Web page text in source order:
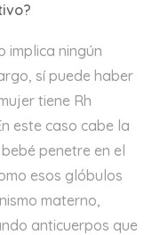
implica ningún
sí puede haber
tiene Rh
este caso cabe la
penetre en el
esos glóbulos
materno,
anticuerpos que